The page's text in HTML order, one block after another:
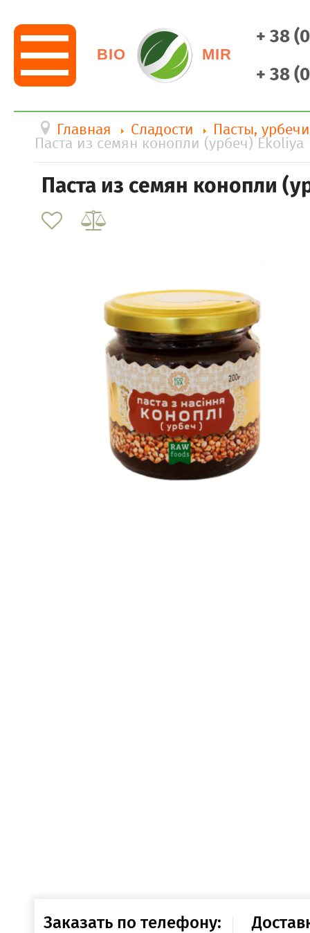
BIO MIR
+ 38
+ 38
Главная Сладости Пасты,
Паста из семян конопли (урбеч) Ekoliya
Паста из семян конопли
Заказать по телефону: